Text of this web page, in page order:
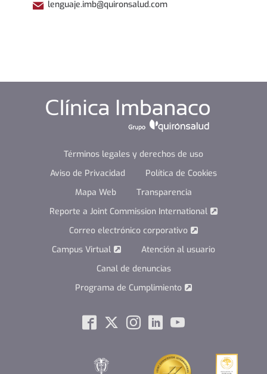
lenguaje.imb@quironsalud.com
Términos legales y derechos de uso
Aviso de Privacidad
Política de Cookies
Mapa Web
Transparencia
Reporte a Joint Commission International
Correo electrónico corporativo
Campus Virtual
Atención al usuario
Canal de denuncias
Programa de Cumplimiento